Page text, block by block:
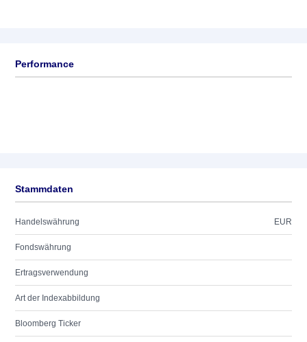
Performance
Stammdaten
Handelswährung EUR
Fondswährung
Ertragsverwendung
Art der Indexabbildung
Bloomberg Ticker